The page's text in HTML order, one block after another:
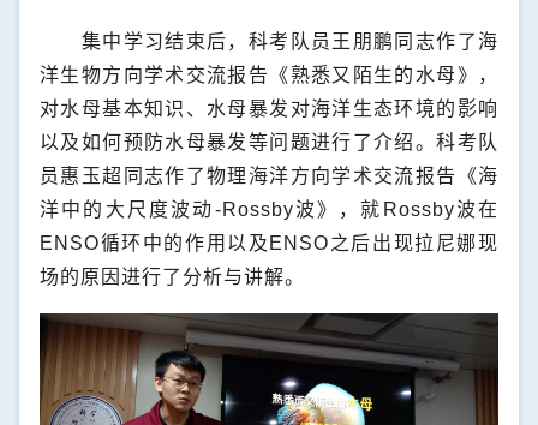
集中学习结束后，科考队员王朋鹏同志作了海
洋生物方向学术交流报告《熟悉又陌生的水母》，
对水母基本知识、水母暴发对海洋生态环境的影响
以及如何预防水母暴发等问题进行了介绍。科考队
员惠玉超同志作了物理海洋方向学术交流报告《海
洋中的大尺度波动-Rossby波》，就 Rossby波在
ENSO循环中的作用以及 ENSO之后出现拉尼娜现
场的原因进行了分析与讲解。